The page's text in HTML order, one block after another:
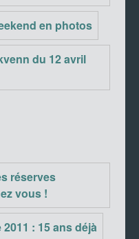
en photos
du 12 avril
réserves
vous !
: 15 ans déjà